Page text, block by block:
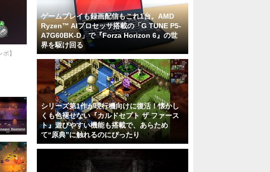
】
ゲームプレイも録画配信もこれ1台。AMD
Ryzen™ AIプロセッサ搭載の「G TUNE P5-
A7G60BK-D」で『Forza Horizon 6』の世
界を駆け回る
シリーズ第1作が現行機向けに復活！懐かし
くも色褪せない『カルドセプト ザ ファース
ト』遊びやすい機能も搭載で、あらため
て“原典”に触れるのにぴったり